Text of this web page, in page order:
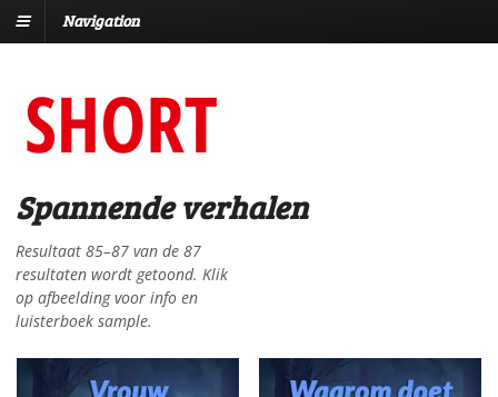
Navigation
Spannende verhalen
Resultaat 85–87 van de 87
resultaten wordt getoond. Klik
op afbeelding voor info en
luisterboek sample.